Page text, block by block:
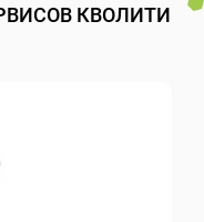
КВОЛИТИ